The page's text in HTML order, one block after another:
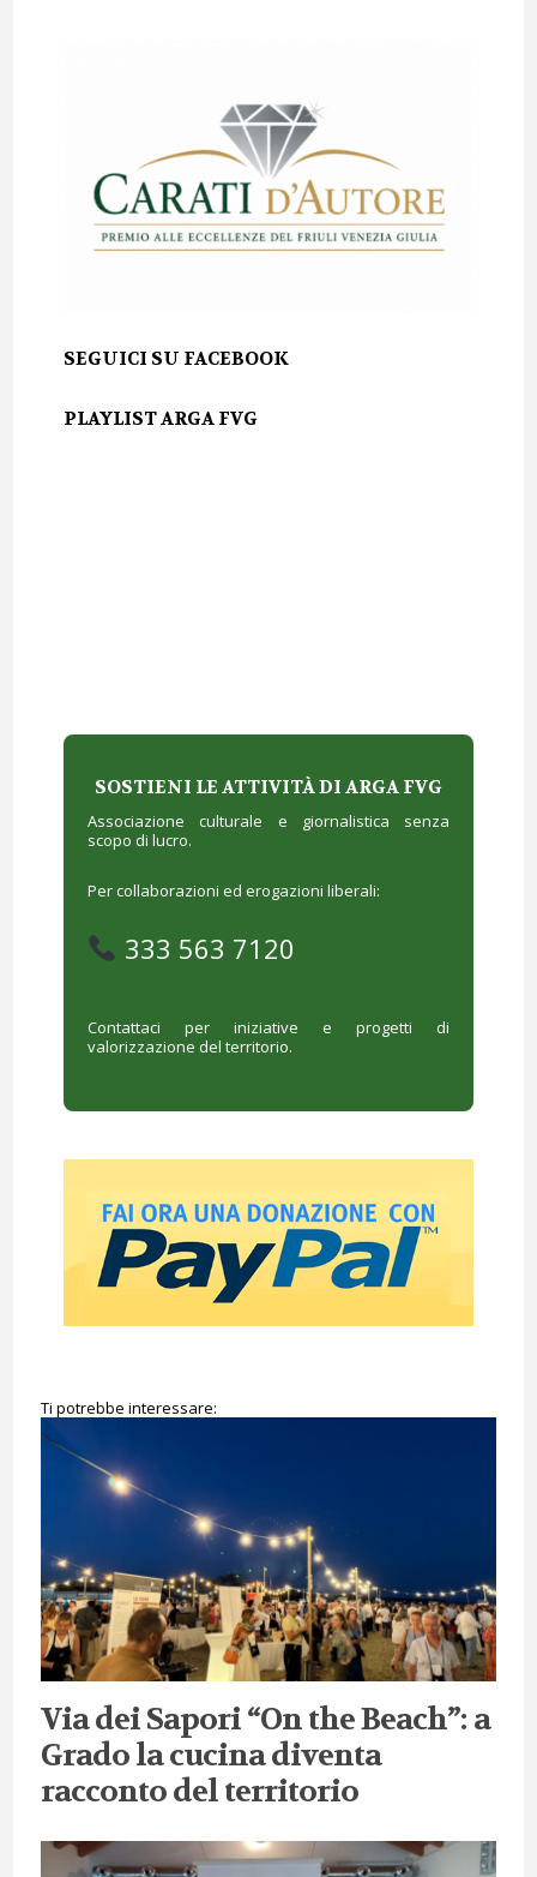
SEGUICI SU FACEBOOK
PLAYLIST ARGA FVG
SOSTIENI LE ATTIVITÀ DI ARGA FVG
Associazione culturale e giornalistica senza
scopo di lucro.
Per collaborazioni ed erogazioni liberali:
333 563 7120
Contattaci per iniziative e progetti di
valorizzazione del territorio.
Ti potrebbe interessare:
Via dei Sapori “On the Beach”: a
Grado la cucina diventa
racconto del territorio